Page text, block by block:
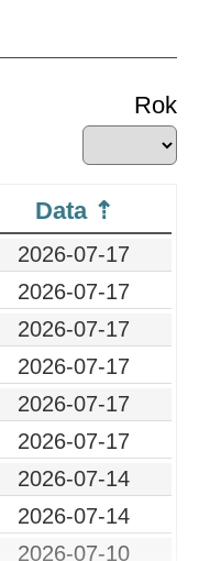
Rok
Data
2026-07-17
2026-07-17
2026-07-17
2026-07-17
2026-07-17
2026-07-17
2026-07-14
2026-07-14
2026-07-10